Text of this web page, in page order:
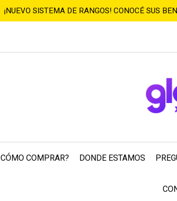
¡NUEVO SISTEMA DE RANGOS! CONOCÉ SUS
CÓMO COMPRAR? DONDE ESTAMOS